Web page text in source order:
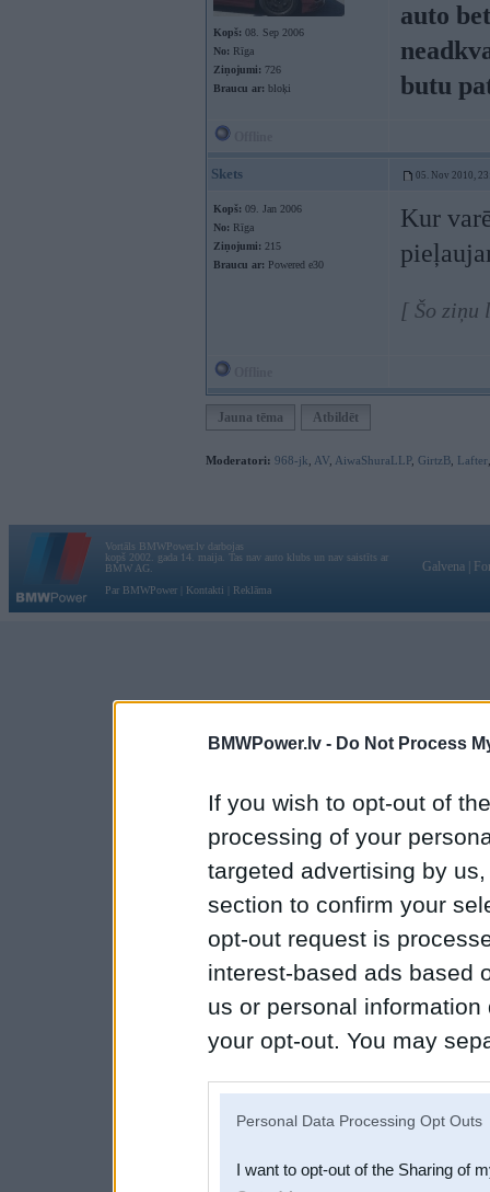
BMWPower.lv - Do Not Process
If you wish to opt-out of
processing of your
targeted advertising by
section to confirm your
opt-out request is
interest-based ads based
us or personal
your opt-out. You may
Downstream Participants
Personal Data Processing Opt Outs
I want to opt-out of the Sharing of
Kopš: 08. Sep 2006
No: Rīga
Ziņojumi: 726
Braucu ar: bloķi
auto
butu
Skets 05. Nov 2010,
Kopš: 09. Jan 2006
No: Rīga
Ziņojumi: 215
Braucu ar: Powered e30
Kur
[ Šo ziņu
Jauna tēma Atbildēt
Moderatori: 968-jk AV AiwaShuraLLP, GirtzB Lafter
Vortāls BMWPower.lv darbojas
kopš 2002. gada 14. maija. Tas nav auto klubs un nav saistīts ar
BMW AG.
Par BMWPower
Kontakti Reklāma
Galvena